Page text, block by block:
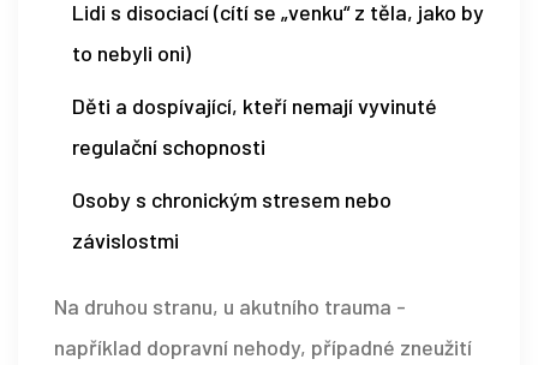
Lidi s disociací (cítí se „venku“ z těla, jako by
to nebyli oni)
Děti a dospívající, kteří nemají vyvinuté
regulační schopnosti
Osoby s chronickým stresem nebo
závislostmi
Na druhou stranu, u akutního trauma -
například dopravní nehody, případné zneužití